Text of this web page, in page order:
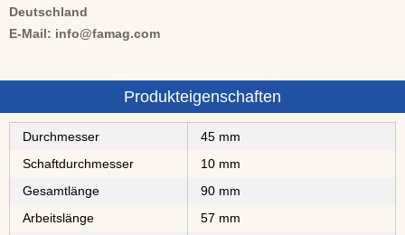
Deutschland
E-Mail: info@famag.com
Produkteigenschaften
Durchmesser
45 mm
Schaftdurchmesser
10 mm
Gesamtlänge
90 mm
Arbeitslänge
57 mm